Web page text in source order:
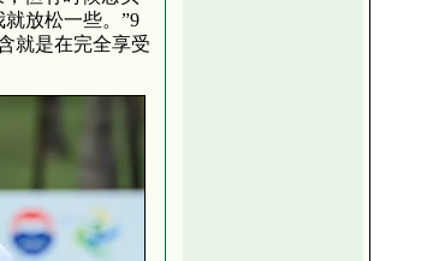
放松一些。”9
就是在完全享受